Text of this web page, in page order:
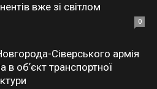
вже зі світлом
0
Сіверського армія
в обʼєкт транспортної